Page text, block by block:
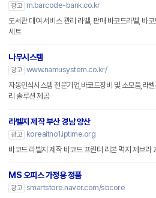
광고
m.barcode-bank.co.kr
도서관 대여 서비스 관리 라벨, 판매 바코드라벨, 바
세트
나무시스템
광고 www.namusystem.co.kr/
자동인식시스템 전문기업,바코드장비 및 소모품,라
리 솔루션 제공
라벨지 제작 부산 경남 양산
광고
koreaitno1.iptime.org
바코드 라벨지 제작 바코드 프린터 리본
MS 오피스 가정용 정품
광고 smartstore.naver.com/sbcore